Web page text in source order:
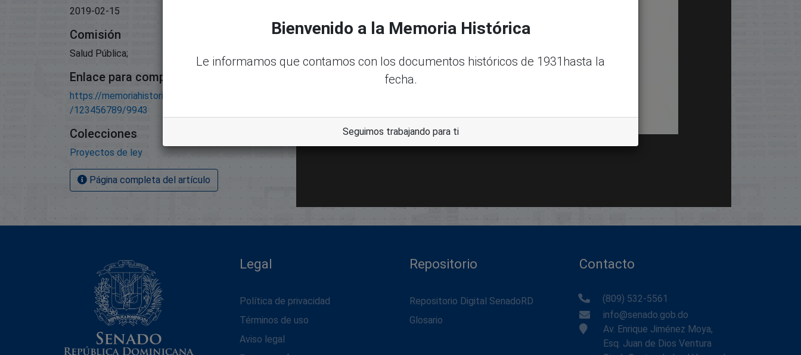
2019-02-15
Comisión
Salud Pública;
Enlace para compartir este artículo
https://memoriahistorica.senadord.gob.do/handle
/123456789/9943
Colecciones
Proyectos de ley
Página completa del artículo
Legal
Política de privacidad
Términos de uso
Aviso legal
Repositorio
Repositorio Digital SenadoRD
Glosario
Contacto
(809) 532-5561
info@senado.gob.do
Av. Enrique Jiménez Moya,
Esq. Juan de Dios Ventura
Bienvenido a la Memoria Histórica
Le informamos que contamos con los documentos históricos de 1931hasta la
fecha.
Seguimos trabajando para ti